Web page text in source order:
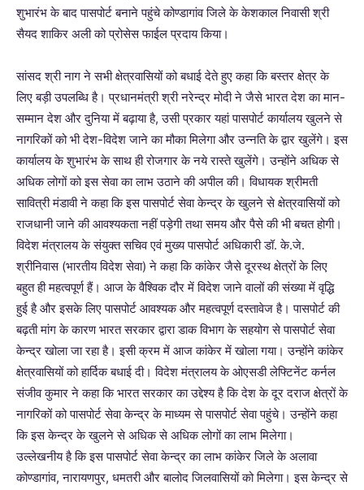
शुभारंभ के बाद पासपोर्ट बनाने पहुंचे कोण्डागांव जिले के केशकाल निवासी श्री
सैयद शाकिर अली को प्रोसेस फाईल प्रदाय किया।
सांसद श्री नाग ने सभी क्षेत्रवासियों को बधाई देते हुए कहा कि बस्तर क्षेत्र के
लिए बड़ी उपलब्धि है। प्रधानमंत्री श्री नरेन्द्र मोदी ने जैसे भारत देश का मान-
सम्मान देश और दुनिया में बढ़ाया है, उसी प्रकार यहां पासपोर्ट कार्यालय खुलने से
नागरिकों को भी देश-विदेश जाने का मौका मिलेगा और उन्नति के द्वार खुलेंगे। इस
कार्यालय के शुभारंभ के साथ ही रोजगार के नये रास्ते खुलेंगे। उन्होंने अधिक से
अधिक लोगों को इस सेवा का लाभ उठाने की अपील की। विधायक श्रीमती
सावित्री मंडावी ने कहा कि इस पासपोर्ट सेवा केन्द्र के खुलने से क्षेत्रवासियों को
राजधानी जाने की आवश्यकता नहीं पड़ेगी तथा समय और पैसे की भी बचत होगी।
विदेश मंत्रालय के संयुक्त सचिव एवं मुख्य पासपोर्ट अधिकारी डॉ. के.जे.
श्रीनिवास (भारतीय विदेश सेवा) ने कहा कि कांकेर जैसे दूरस्थ क्षेत्रों के लिए
बहुत ही महत्वपूर्ण हैं। आज के वैश्विक दौर में विदेश जाने वालों की संख्या में वृद्धि
हुई है और इसके लिए पासपोर्ट आवश्यक और महत्वपूर्ण दस्तावेज है। पासपोर्ट की
बढ़ती मांग के कारण भारत सरकार द्वारा डाक विभाग के सहयोग से पासपोर्ट सेवा
केन्द्र खोला जा रहा है। इसी क्रम में आज कांकेर में खोला गया। उन्होंने कांकेर
क्षेत्रवासियों को हार्दिक बधाई दी। विदेश मंत्रालय के ओएसडी लेफ्टिनेंट कर्नल
संजीव कुमार ने कहा कि भारत सरकार का उद्देश्य है कि देश के दूर दराज क्षेत्रों के
नागरिकों को पासपोर्ट सेवा केन्द्र के माध्यम से पासपोर्ट सेवा पहुंचे। उन्होंने कहा
कि इस केन्द्र के खुलने से अधिक से अधिक लोगों का लाभ मिलेगा।
उल्लेखनीय है कि इस पासपोर्ट सेवा केन्द्र का लाभ कांकेर जिले के अलावा
कोण्डागांव, नारायणपुर, धमतरी और बालोद जिलवासियों को मिलेगा। इस केन्द्र से